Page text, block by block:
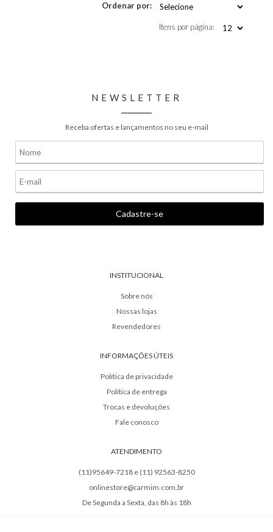
Ordenar por:
Itens por página:
NEWSLETTER
Receba ofertas e lançamentos no seu e-mail
INSTITUCIONAL
Sobre nós
Nossas lojas
Revendedores
INFORMAÇÕES ÚTEIS
Política de privacidade
Política de entrega
Trocas e devoluções
Fale conosco
ATENDIMENTO
(11)95649-7218 e (11) 92563-8250
onlinestore@carmim.com.br
De Segunda a Sexta, das 8h às 18h